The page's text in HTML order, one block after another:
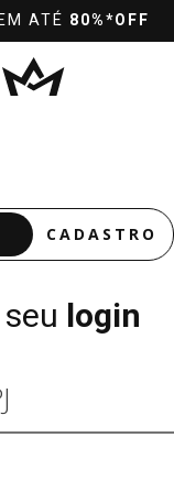
O BRASIL
CADASTRO
login